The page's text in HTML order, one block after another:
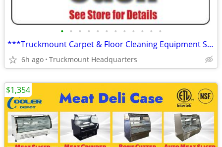
• • • • • • • • • • • •
***Truckmount Carpet & Floor Cleaning Equipment Super Store***
6h ago Truckmount Headquarters
$1,354